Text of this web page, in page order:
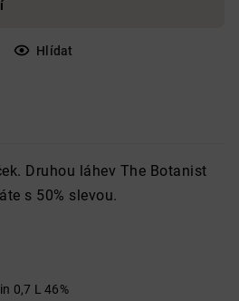
Hlídat
Druhou láhev The Botanist
s 50% slevou.
0,7 L 46%